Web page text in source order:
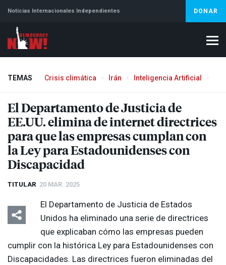
Noticias Internacionales Independientes DONAR
TEMAS Crisis climática Irán Inteligencia Artificial
El Departamento de Justicia de
EE.UU. elimina de internet directrices
para que las empresas cumplan con
la Ley para Estadounidenses con
Discapacidad
TITULAR 20 MAR. 2025
El Departamento de Justicia de Estados
Unidos ha eliminado una serie de directrices
que explicaban cómo las empresas pueden
cumplir con la histórica Ley para Estadounidenses con
Discapacidades. Las directrices fueron eliminadas del